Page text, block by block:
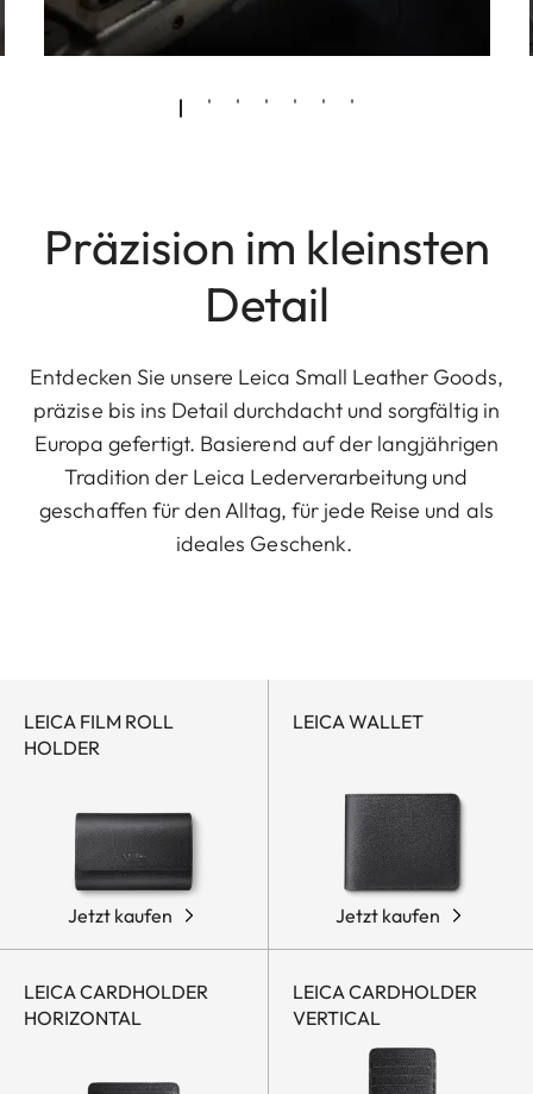
Präzision im kleinsten
Detail
Entdecken Sie unsere Leica Small Leather Goods,
präzise bis ins Detail durchdacht und sorgfältig in
Europa gefertigt. Basierend auf der langjährigen
Tradition der Leica Lederverarbeitung und
geschaffen für den Alltag, für jede Reise und als
ideales Geschenk.
LEICA FILM ROLL
HOLDER
Jetzt kaufen
LEICA WALLET
Jetzt kaufen
LEICA CARDHOLDER
HORIZONTAL
LEICA CARDHOLDER
VERTICAL